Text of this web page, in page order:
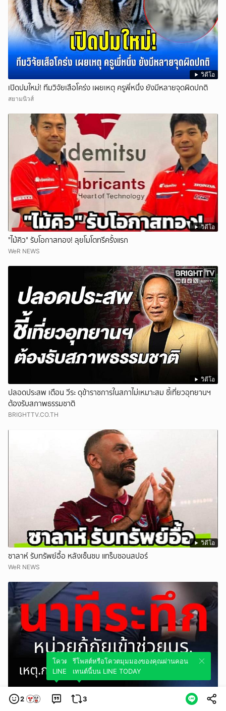
วิดีโอ
เปิดปมใหม่! ทีมวิจัยเสือโคร่ง เผยเหตุ ครูพี่หนึ่ง ยังมีหลายจุดผิดปกติ
สยามนิวส์
วิดีโอ
"ไม้คิว" รับโอกาสทอง! ลุยโมโตทรีครั้งแรก
WeR NEWS
วิดีโอ
ปลอดประสพ เตือน วีระ ดุข้าราชการในสภาไม่เหมาะสม ชี้เที่ยวอุทยานฯ
ต้องรับสภาพธรรมชาติ
BRIGHTTV.CO.TH
วิดีโอ
ซาลาห์ รับทรัพย์อื้อ หลังเซ็นซบ แทร็บซอนสปอร์
WeR NEWS
วิดีโอ
นาทีระทึก หน่วยกู้ภัยเข้าช่วยนร.กราxยิxกลาง โรงเรียนดัง นนทบุรี
2
โควตมุมมองของคุณผ่านคอนเทนต์นี้บน
LINE TODAY
3
รีโพสต์หรือโควตมุมมองของคุณผ่านคอน
เทนต์นี้บน LINE TODAY